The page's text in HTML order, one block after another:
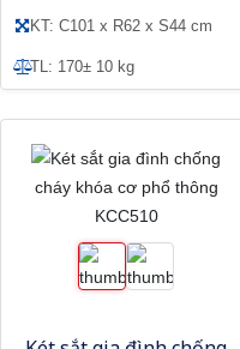
KT: C101 x R62 x S44 cm
TL: 170± 10 kg